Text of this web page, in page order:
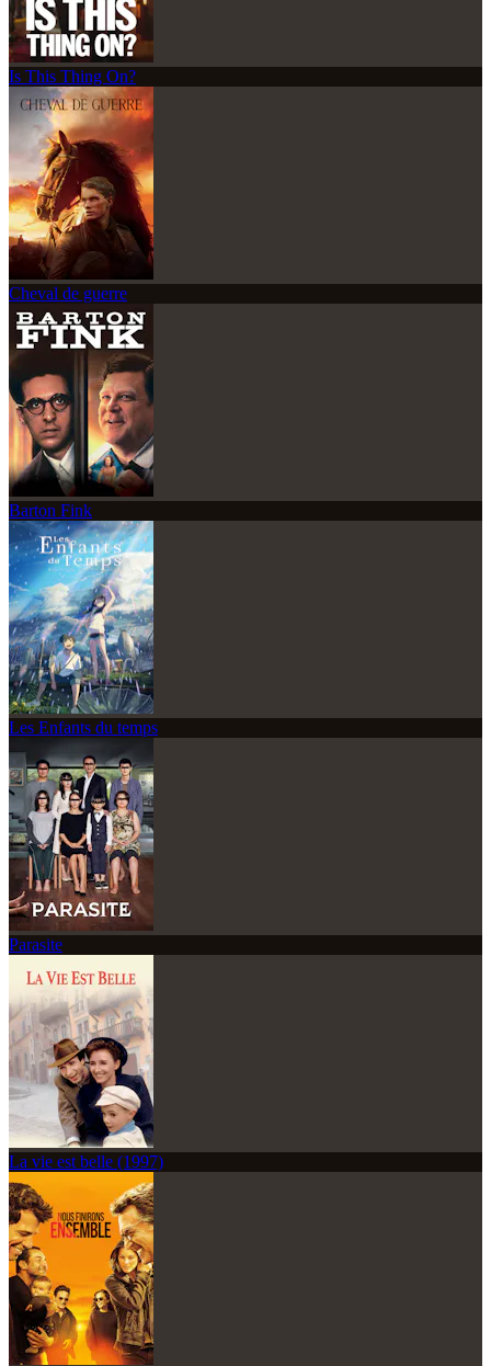
Is This Thing On?
Cheval de guerre
Barton Fink
Les Enfants du temps
Parasite
La vie est belle (1997)